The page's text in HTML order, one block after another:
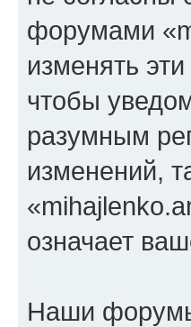
форумами
изменять
чтобы
разумным
изменений,
означает
Наши